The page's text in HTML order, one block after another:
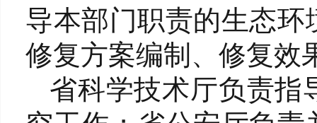
导本部门职责的生态
修复方案编制、修复效
省科学技术厅负责指